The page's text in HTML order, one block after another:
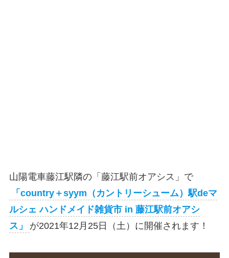
山陽電車藤江駅隣の「藤江駅前オアシス」で
「country＋syym（カントリーシューム）駅deマ
ルシェ ハンドメイド雑貨市 in 藤江駅前オアシ
ス」
が2021年12月25日（土）に開催されます！